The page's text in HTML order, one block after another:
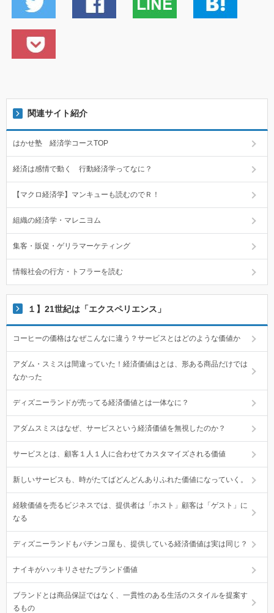
関連サイト紹介
はかせ塾 経済学コースTOP
経済は感情で動く 行動経済学ってなに？
【マクロ経済学】マンキューも読むのでＲ！
組織の経済学・マレニヨム
集客・販促・ゲリラマーケティング
情報社会の行方・トフラーを読む
１】21世紀は「エクスペリエンス」
コーヒーの価格はなぜこんなに違う？サービスとはどのような価値か
アダム・スミスは間違っていた！経済価値はとは、形ある商品だけでは
なかった
ディズニーランドが売ってる経済価値とは一体なに？
アダムスミスはなぜ、サービスという経済価値を無視したのか？
サービスとは、顧客１人１人に合わせてカスタマイズされる価値
新しいサービスも、時がたてばどんどんありふれた価値になっていく。
経験価値を売るビジネスでは、提供者は「ホスト」顧客は「ゲスト」に
なる
ディズニーランドもパチンコ屋も、提供している経済価値は実は同じ？
ナイキがハッキリさせたブランド価値
ブランドとは商品保証ではなく、一貫性のある生活のスタイルを提案す
るもの